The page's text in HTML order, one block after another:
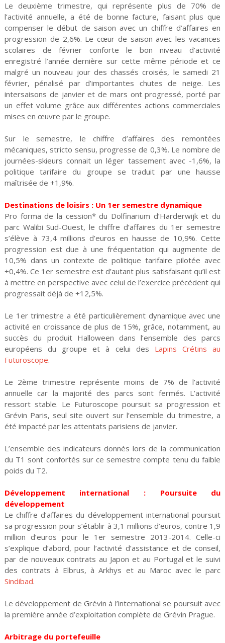
Le deuxième trimestre, qui représente plus de 70% de
l’activité annuelle, a été de bonne facture, faisant plus que
compenser le début de saison avec un chiffre d’affaires en
progression de 2,6%. Le cœur de saison avec les vacances
scolaires de février conforte le bon niveau d’activité
enregistré l’année dernière sur cette même période et ce
malgré un nouveau jour des chassés croisés, le samedi 21
février, pénalisé par d’importantes chutes de neige. Les
intersaisons de janvier et de mars ont progressé, porté par
un effet volume grâce aux différentes actions commerciales
mises en œuvre par le groupe.
Sur le semestre, le chiffre d’affaires des remontées
mécaniques, stricto sensu, progresse de 0,3%. Le nombre de
journées-skieurs connait un léger tassement avec -1,6%, la
politique tarifaire du groupe se traduit par une hausse
maîtrisée de +1,9%.
Destinations de loisirs : Un 1er semestre dynamique
Pro forma de la cession* du Dolfinarium d’Harderwijk et du
parc Walibi Sud-Ouest, le chiffre d’affaires du 1er semestre
s’élève à 73,4 millions d’euros en hausse de 10,9%. Cette
progression est due à une fréquentation qui augmente de
10,5% dans un contexte de politique tarifaire pilotée avec
+0,4%. Ce 1er semestre est d’autant plus satisfaisant qu’il est
à mettre en perspective avec celui de l’exercice précédent qui
progressait déjà de +12,5%.
Le 1er trimestre a été particulièrement dynamique avec une
activité en croissance de plus de 15%, grâce, notamment, au
succès du produit Halloween dans l’ensemble des parcs
européens du groupe et à celui des Lapins Crétins au
Futuroscope.
Le 2ème trimestre représente moins de 7% de l’activité
annuelle car la majorité des parcs sont fermés. L’activité
ressort stable. Le Futuroscope poursuit sa progression et
Grévin Paris, seul site ouvert sur l’ensemble du trimestre, a
été impacté par les attentats parisiens de janvier.
L’ensemble des indicateurs donnés lors de la communication
du T1 sont confortés sur ce semestre compte tenu du faible
poids du T2.
Développement international : Poursuite du
développement
Le chiffre d’affaires du développement international poursuit
sa progression pour s’établir à 3,1 millions d’euros, contre 1,9
million d’euros pour le 1er semestre 2013-2014. Celle-ci
s’explique d’abord, pour l’activité d’assistance et de conseil,
par de nouveaux contrats au Japon et au Portugal et le suivi
des contrats à Elbrus, à Arkhys et au Maroc avec le parc
Sindibad.
Le développement de Grévin à l’international se poursuit avec
la première année d’exploitation complète de Grévin Prague.
Arbitrage du portefeuille